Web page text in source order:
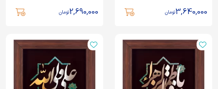
3,640,000تومان 2,690,000تومان